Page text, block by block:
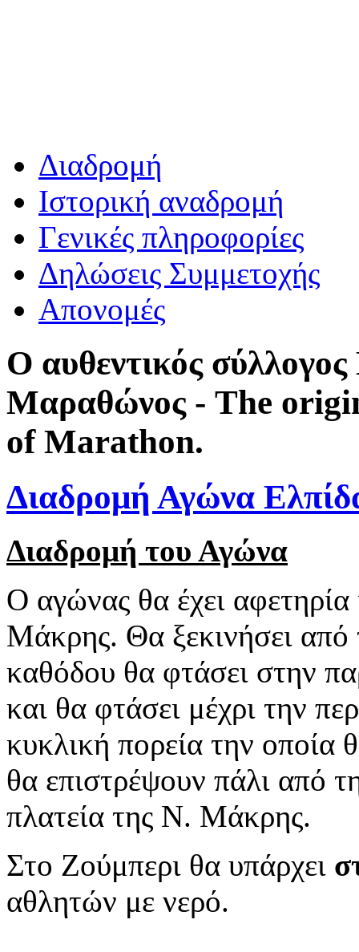
Διαδρομή
Ιστορική αναδρομή
Γενικές πληροφορίες
Δηλώσεις Συμμετοχής
Απονομές
Ο αυθεντικός
Μαραθώνος - The
of Marathon.
Διαδρομή Αγώνα
Διαδρομή του Αγώνα
Ο αγώνας θα έχει
Μάκρης. Θα ξεκινήσει από
καθόδου θα φτάσει στην
και θα φτάσει μέχρι την
κυκλική πορεία την οποία
θα επιστρέψουν πάλι από
πλατεία της Ν. Μάκρης.
Στο Ζούμπερι θα υπάρχει
αθλητών με νερό.